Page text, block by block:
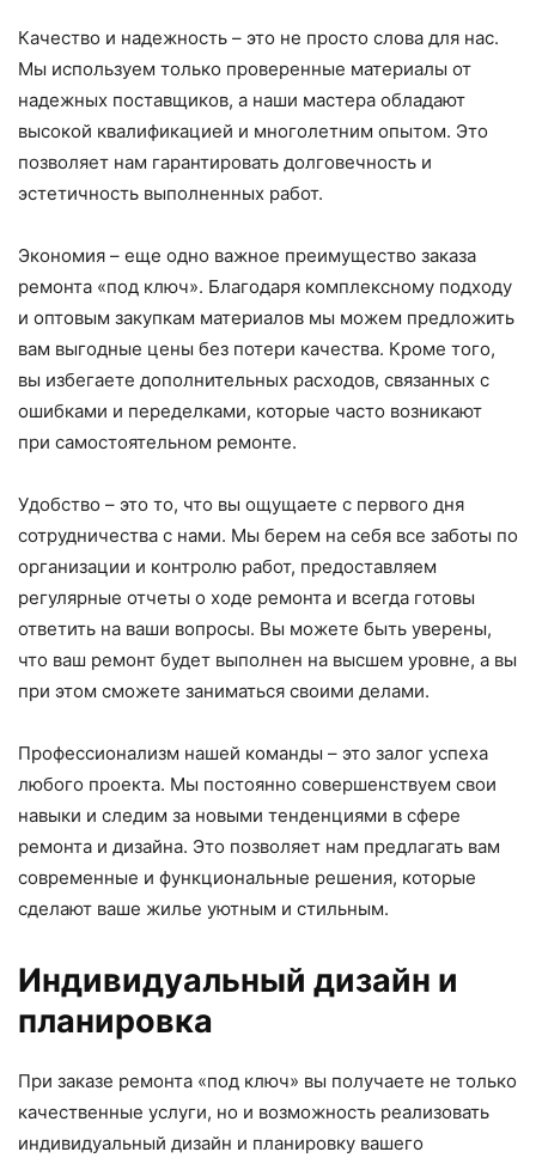
Качество и надежность – это не просто слова для нас.
Мы используем только проверенные материалы от
надежных поставщиков, а наши мастера обладают
высокой квалификацией и многолетним опытом. Это
позволяет нам гарантировать долговечность и
эстетичность выполненных работ.
Экономия – еще одно важное преимущество заказа
ремонта «под ключ». Благодаря комплексному подходу
и оптовым закупкам материалов мы можем предложить
вам выгодные цены без потери качества. Кроме того,
вы избегаете дополнительных расходов, связанных с
ошибками и переделками, которые часто возникают
при самостоятельном ремонте.
Удобство – это то, что вы ощущаете с первого дня
сотрудничества с нами. Мы берем на себя все заботы по
организации и контролю работ, предоставляем
регулярные отчеты о ходе ремонта и всегда готовы
ответить на ваши вопросы. Вы можете быть уверены,
что ваш ремонт будет выполнен на высшем уровне, а вы
при этом сможете заниматься своими делами.
Профессионализм нашей команды – это залог успеха
любого проекта. Мы постоянно совершенствуем свои
навыки и следим за новыми тенденциями в сфере
ремонта и дизайна. Это позволяет нам предлагать вам
современные и функциональные решения, которые
сделают ваше жилье уютным и стильным.
Индивидуальный дизайн и
планировка
При заказе ремонта «под ключ» вы получаете не только
качественные услуги, но и возможность реализовать
индивидуальный дизайн и планировку вашего